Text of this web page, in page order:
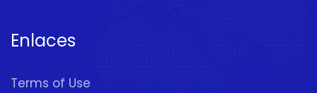
Enlaces
Terms of Use